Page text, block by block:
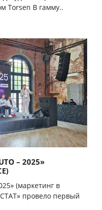
Torsen В гамму..
– 2025»
(маркетинг в
провело первый